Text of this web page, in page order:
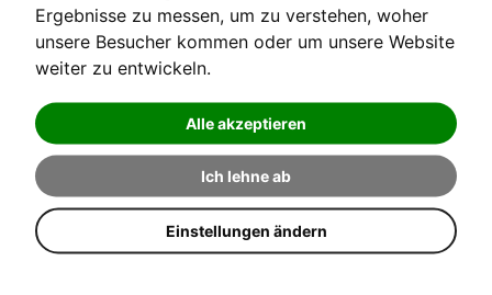
Ergebnisse zu messen, um zu verstehen, woher
unsere Besucher kommen oder um unsere Website
weiter zu entwickeln.
Alle akzeptieren
Ich lehne ab
Einstellungen ändern
Hans-Günter Heumann
Verkaufspreis:
24,40 €